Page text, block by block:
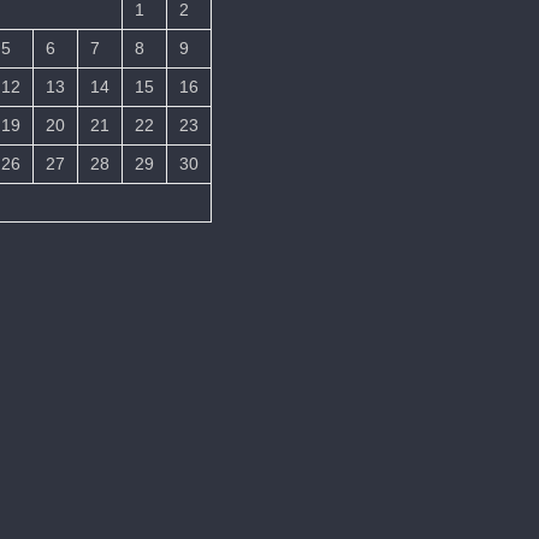
1
2
5 6 7 8
9
12 13 14 15
16
19 20 21 22
23
26 27 28 29
30